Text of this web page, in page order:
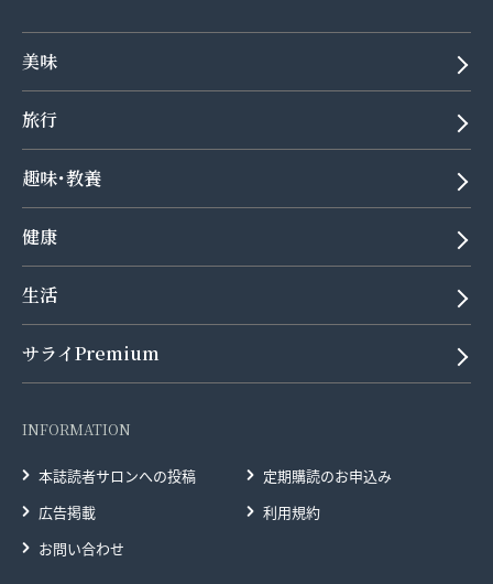
美味
旅行
趣味･教養
健康
生活
サライPremium
INFORMATION
本誌読者サロンへの投稿
定期購読のお申込み
広告掲載
利用規約
お問い合わせ